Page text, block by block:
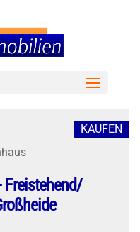
KAUFEN
Freistehend/